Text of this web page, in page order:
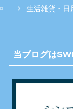
生活雑貨・日
当ブログは